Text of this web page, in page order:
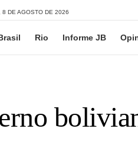
8 DE AGOSTO DE 2026
Rio Informe JB